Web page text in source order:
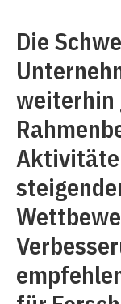
Die
weiterhin